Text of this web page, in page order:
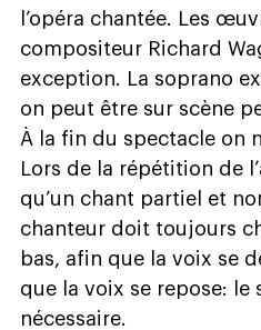
l’opéra chantée. Les
compositeur Richard
exception. La soprano
on peut être sur scène
À la fin du spectacle on
Lors de la répétition de
qu’un chant partiel et
chanteur doit toujours
bas, afin que la voix se
que la voix se repose: le
nécessaire.